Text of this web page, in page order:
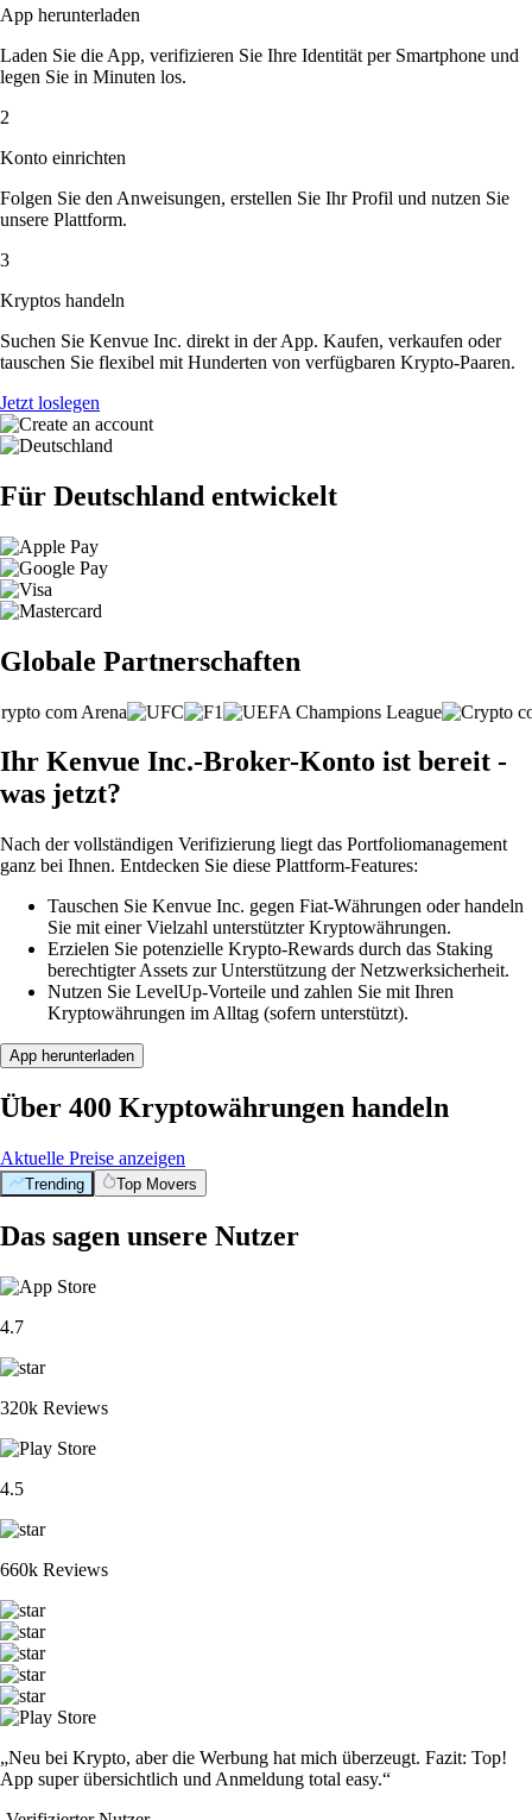
App herunterladen
Laden Sie die App, verifizieren Sie Ihre Identität per Smartphone und
legen Sie in Minuten los.
2
Konto einrichten
Folgen Sie den Anweisungen, erstellen Sie Ihr Profil und nutzen Sie
unsere Plattform.
3
Kryptos handeln
Suchen Sie Kenvue Inc. direkt in der App. Kaufen, verkaufen oder
tauschen Sie flexibel mit Hunderten von verfügbaren Krypto-Paaren.
Jetzt loslegen
Für Deutschland entwickelt
Globale Partnerschaften
Ihr Kenvue Inc.-Broker-Konto ist bereit -
was jetzt?
Nach der vollständigen Verifizierung liegt das Portfoliomanagement
ganz bei Ihnen. Entdecken Sie diese Plattform-Features:
Tauschen Sie Kenvue Inc. gegen Fiat-Währungen oder handeln
Sie mit einer Vielzahl unterstützter Kryptowährungen.
Erzielen Sie potenzielle Krypto-Rewards durch das Staking
berechtigter Assets zur Unterstützung der Netzwerksicherheit.
Nutzen Sie LevelUp-Vorteile und zahlen Sie mit Ihren
Kryptowährungen im Alltag (sofern unterstützt).
App herunterladen
Über 400 Kryptowährungen handeln
Aktuelle Preise anzeigen
Trending Top Movers
Das sagen unsere Nutzer
4.7
320k Reviews
4.5
660k Reviews
„Neu bei Krypto, aber die Werbung hat mich überzeugt. Fazit: Top!
App super übersichtlich und Anmeldung total easy.“